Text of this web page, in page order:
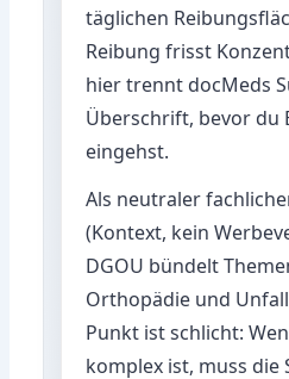
täglichen
Reibung frisst
hier trennt docMeds
Überschrift, bevor du
eingehst.
Als neutraler
(Kontext, kein
DGOU bündelt
Orthopädie und
Punkt ist schlicht:
komplex ist, muss die